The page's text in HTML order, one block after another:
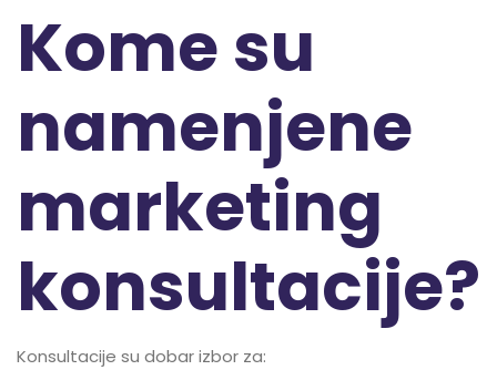
Kome su
namenjene
marketing
konsultacije?
Konsultacije su dobar izbor za: